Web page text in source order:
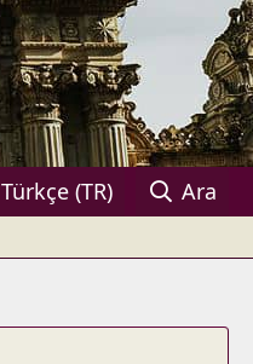
Türkçe (TR) Ara